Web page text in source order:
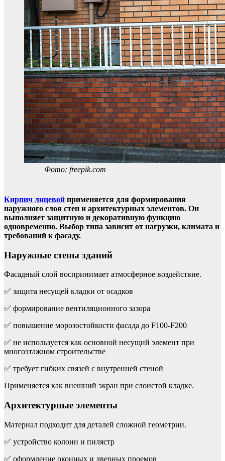
Фото: freepik.com
Кирпич лицевой применяется для формирования
наружного слоя стен и архитектурных элементов. Он
выполняет защитную и декоративную функцию
одновременно. Выбор типа зависит от нагрузки, климата и
требований к фасаду.
Наружные стены зданий
Фасадный слой воспринимает атмосферное воздействие.
✅ защита несущей кладки от осадков
✅ формирование вентиляционного зазора
✅ повышение морозостойкости фасада до F100-F200
✅ не используется как основной несущий элемент при
многоэтажном строительстве
✅ требует гибких связей с внутренней стеной
Применяется как внешний экран при слоистой кладке.
Архитектурные элементы
Материал подходит для деталей сложной геометрии.
✅ устройство колонн и пилястр
✅ оформление оконных и дверных проемов